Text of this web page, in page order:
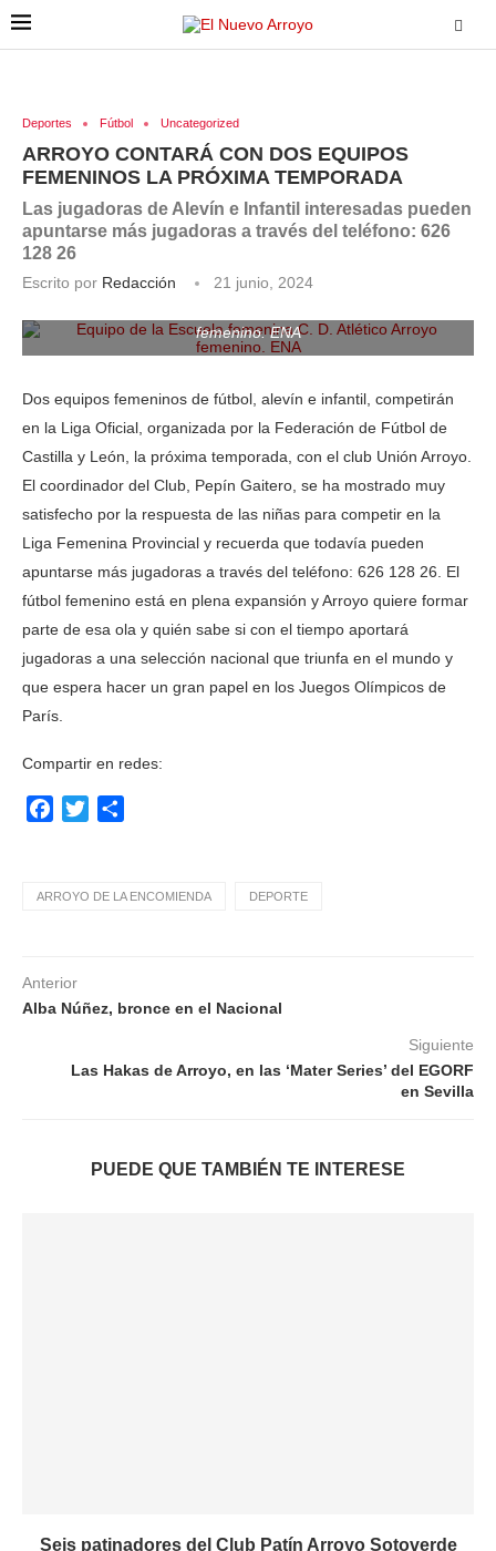
Deportes Fútbol Uncategorized
ARROYO CONTARÁ CON DOS EQUIPOS
FEMENINOS LA PRÓXIMA TEMPORADA
Las jugadoras de Alevín e Infantil interesadas pueden
apuntarse más jugadoras a través del teléfono: 626
128 26
Escrito por Redacción
21 junio, 2024
femenino. ENA
Dos equipos femeninos de fútbol, alevín e infantil, competirán
en la Liga Oficial, organizada por la Federación de Fútbol de
Castilla y León, la próxima temporada, con el club Unión Arroyo.
El coordinador del Club, Pepín Gaitero, se ha mostrado muy
satisfecho por la respuesta de las niñas para competir en la
Liga Femenina Provincial y recuerda que todavía pueden
apuntarse más jugadoras a través del teléfono: 626 128 26. El
fútbol femenino está en plena expansión y Arroyo quiere formar
parte de esa ola y quién sabe si con el tiempo aportará
jugadoras a una selección nacional que triunfa en el mundo y
que espera hacer un gran papel en los Juegos Olímpicos de
París.
Compartir en redes:
Facebook
Twitter
ARROYO DE LA ENCOMIENDA DEPORTE
Anterior
Alba Núñez, bronce en el Nacional
Siguiente
Las Hakas de Arroyo, en las ‘Mater Series’ del EGORF
en Sevilla
PUEDE QUE TAMBIÉN TE INTERESE
Seis patinadores del Club Patín Arroyo Sotoverde